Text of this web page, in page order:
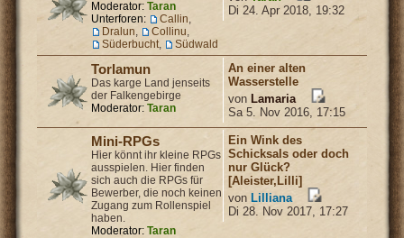
Moderator: Taran
Unterforen:
Callin
Dralun
Collinu
Süderbucht
Südwald
Di 24. Apr 2018, 19:32
Torlamun
Das karge Land jenseits
der Falkengebirge
Moderator: Taran
An einer alten
Wasserstelle
von Lamaria
Sa 5. Nov 2016, 17:15
Mini-RPGs
Hier könnt ihr kleine RPGs
ausspielen. Hier finden
sich auch die RPGs für
Bewerber, die noch keinen
Zugang zum Rollenspiel
haben.
Moderator: Taran
Ein Wink des
Schicksals oder doch
nur Glück?
[Aleister,Lilli]
von Lilliana
Di 28. Nov 2017, 17:27